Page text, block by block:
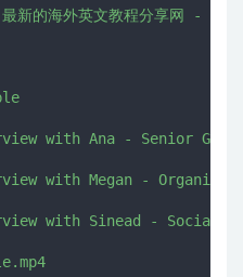
的海外英文教程分享网 -
with Ana - Senior Google
with Megan - Organic
with Sinead - Social Ads